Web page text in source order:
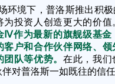
环境下，普洛斯推出积
为投资人创造更大的价值
Ⅳ作为最新的旗舰级基金
客户和合作伙伴网络、领
队等优势。 在此，我们
对普洛斯一如既往的信